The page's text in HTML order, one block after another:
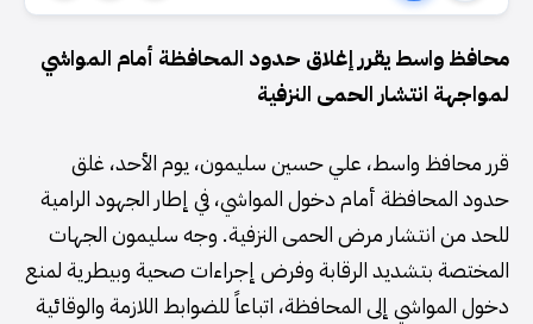
محافظ واسط يقرر إغلاق حدود المحافظة أمام المواشي
لمواجهة انتشار الحمى النزفية
قرر محافظ واسط، علي حسين سليمون، يوم الأحد، غلق
حدود المحافظة أمام دخول المواشي، في إطار الجهود الرامية
للحد من انتشار مرض الحمى النزفية. وجه سليمون الجهات
المختصة بتشديد الرقابة وفرض إجراءات صحية وبيطرية لمنع
دخول المواشي إلى المحافظة، اتباعاً للضوابط اللازمة والوقائية